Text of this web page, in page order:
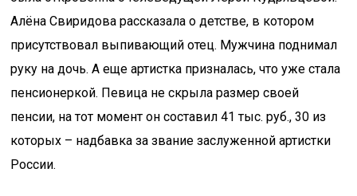
Алёна Свиридова рассказала о детстве, в котором
присутствовал выпивающий отец. Мужчина поднимал
руку на дочь. А еще артистка призналась, что уже стала
пенсионеркой. Певица не скрыла размер своей
пенсии, на тот момент он составил 41 тыс. руб., 30 из
которых – надбавка за звание заслуженной артистки
России.